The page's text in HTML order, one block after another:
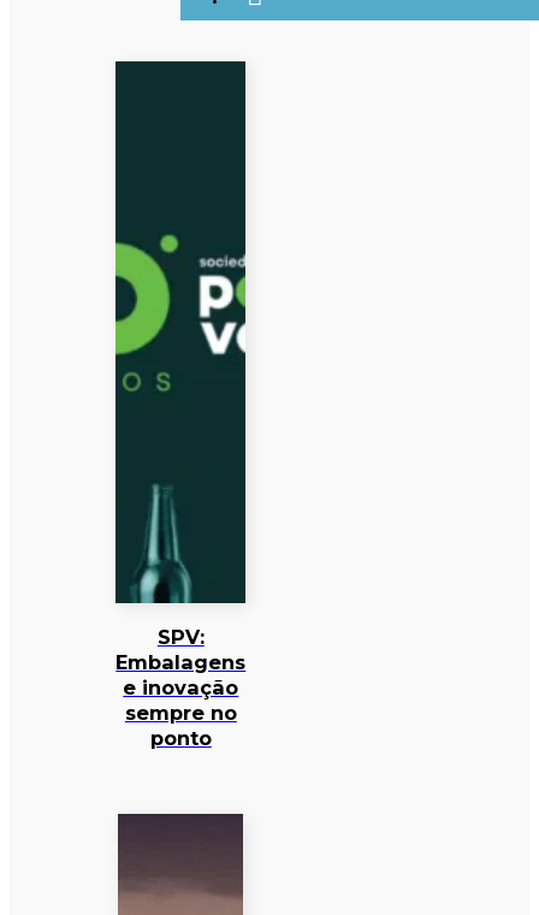
SPV:
Embalagens
e inovação
sempre no
ponto